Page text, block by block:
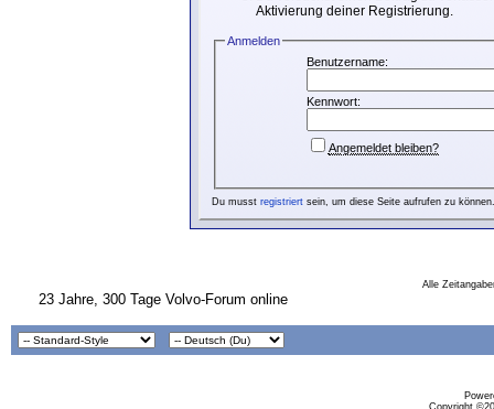
Aktivierung deiner Registrierung.
Anmelden
Benutzername:
Kennwort:
Angemeldet bleiben?
Du musst registriertsein, um diese Seite aufrufen zu können.
Alle
23 Jahre, 300 Tage Volvo-Forum online
Copyright